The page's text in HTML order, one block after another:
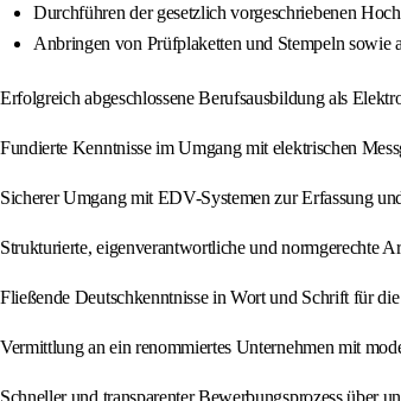
Durchführen der gesetzlich vorgeschriebenen
Anbringen von Prüfplaketten und Stempeln
Erfolgreich abgeschlossene Berufsausbildung als
Fundierte Kenntnisse im Umgang mit elektrischen
Sicherer Umgang mit EDV-Systemen zur Erfassung
Strukturierte, eigenverantwortliche und normgerechte
Fließende Deutschkenntnisse in Wort und Schrift für
Vermittlung an ein renommiertes Unternehmen mit